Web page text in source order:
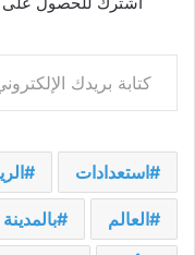
كتابة بريدك الإلكتروني...
استعدادات
العالم بالمدينة